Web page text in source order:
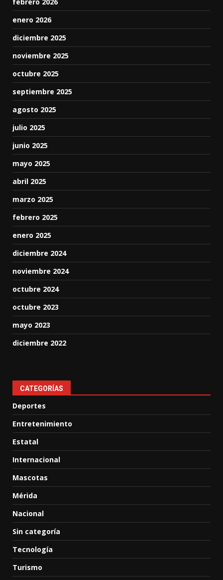
febrero 2026
enero 2026
diciembre 2025
noviembre 2025
octubre 2025
septiembre 2025
agosto 2025
julio 2025
junio 2025
mayo 2025
abril 2025
marzo 2025
febrero 2025
enero 2025
diciembre 2024
noviembre 2024
octubre 2024
octubre 2023
mayo 2023
diciembre 2022
CATEGORÍAS
Deportes
Entretenimiento
Estatal
Internacional
Mascotas
Mérida
Nacional
Sin categoría
Tecnología
Turismo